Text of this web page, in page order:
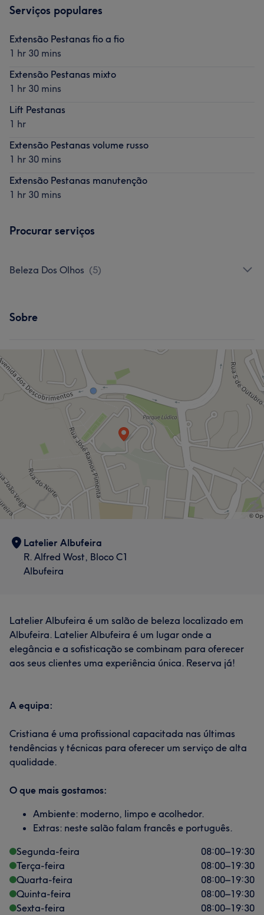
Serviços populares
Extensão Pestanas fio a fio
1 hr 30 mins
Extensão Pestanas mixto
1 hr 30 mins
Lift Pestanas
1 hr
Extensão Pestanas volume russo
1 hr 30 mins
Extensão Pestanas manutenção
1 hr 30 mins
Procurar serviços
Beleza Dos Olhos (5)
Sobre
Latelier Albufeira
R. Alfred Wost, Bloco C1
Albufeira
Latelier Albufeira é um salão de beleza localizado em
Albufeira. Latelier Albufeira é um lugar onde a
elegância e a sofisticação se combinam para oferecer
aos seus clientes uma experiência única. Reserva já!
A equipa:
Cristiana é uma profissional capacitada nas últimas
tendências y técnicas para oferecer um serviço de alta
qualidade.
O que mais gostamos:
Ambiente: moderno, limpo e acolhedor.
Extras: neste salão falam francês e português.
Segunda-feira
08:00–19:30
Terça-feira
08:00–19:30
Quarta-feira
08:00–19:30
Quinta-feira
08:00–19:30
Sexta-feira
08:00–19:30